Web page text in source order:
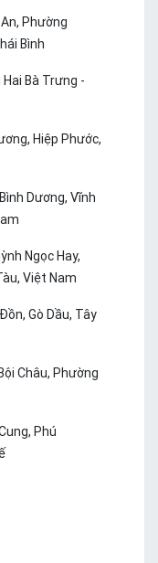
Phường
Bình
Bà Trưng -
Hiệp Phước,
Dương, Vĩnh
Ngọc Hay,
Việt Nam
Gò Dầu, Tây
Châu, Phường
Phú